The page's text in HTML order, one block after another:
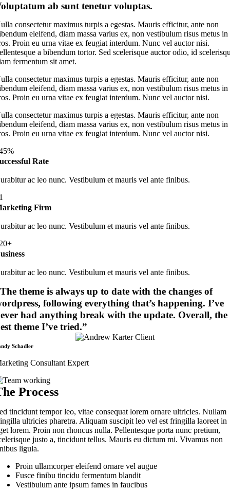
ab sunt tenetur voluptas.
consectetur maximus turpis a egestas. Mauris efficitur, ante non
eleifend, diam massa varius ex, non vestibulum risus metus in
Proin eu urna vitae ex feugiat interdum. Nunc vel auctor nisi.
a bibendum tortor. Sed scelerisque auctor odio, id
fermentum sit amet.
consectetur maximus turpis a egestas. Mauris efficitur, ante non
eleifend, diam massa varius ex, non vestibulum risus metus in
Proin eu urna vitae ex feugiat interdum. Nunc vel auctor nisi.
consectetur maximus turpis a egestas. Mauris efficitur, ante non
eleifend, diam massa varius ex, non vestibulum risus metus in
Proin eu urna vitae ex feugiat interdum. Nunc vel auctor nisi.
Rate
ac leo nunc. Vestibulum et mauris vel ante finibus.
Firm
ac leo nunc. Vestibulum et mauris vel ante finibus.
ac leo nunc. Vestibulum et mauris vel ante finibus.
theme is always up to date with the changes of
following everything that’s happening. I’ve
had anything break with the update. Overall, the
theme I’ve tried.”
Schadler
Consultant Expert
Process
tincidunt tempor leo, vitae consequat lorem ornare ultricies. Nullam
ultricies pharetra. Aliquam suscipit leo vel est fringilla laoreet in
lorem. Proin non rhoncus nulla. Pellentesque porta nunc pretium,
justo a, tincidunt tellus. Mauris eu dictum mi. Vivamus non
ligula.
Proin ullamcorper eleifend ornare vel augue
Fusce finibu tincidu fermentum blandit
Vestibulum ante ipsum fames in faucibus